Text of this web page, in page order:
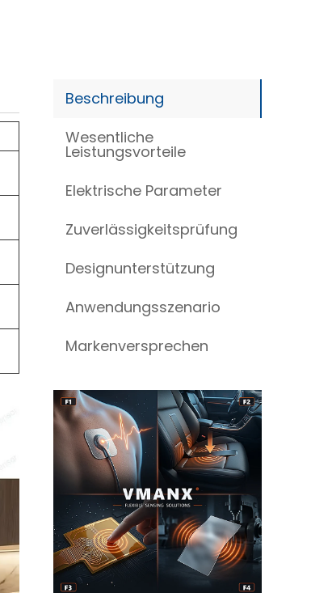
Beschreibung
Wesentliche
Leistungsvorteile
Elektrische Parameter
Zuverlässigkeitsprüfung
Designunterstützung
Anwendungsszenario
Markenversprechen